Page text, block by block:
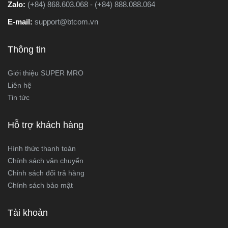
Zalo: (+84) 868.603.068 - (+84) 888.088.064
E-mail: support@btcom.vn
Thông tin
Giới thiệu SUPER MRO
Liên hệ
Tin tức
Hỗ trợ khách hàng
Hình thức thanh toán
Chính sách vận chuyển
Chỉnh sách đổi trả hàng
Chính sách bảo mật
Tài khoản